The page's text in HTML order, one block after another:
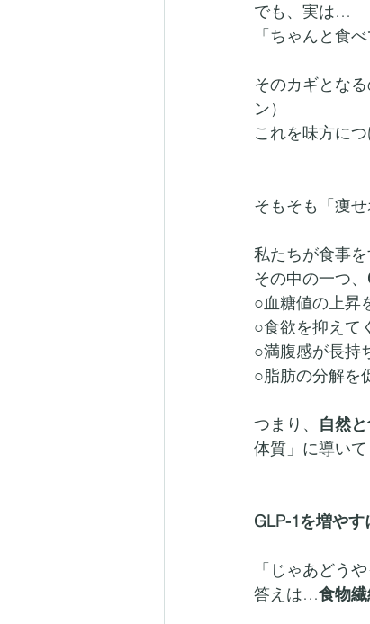
でも、実は…
「ちゃんと食
そのカギとな
ン）
これを味方に
そもそも「痩
私たちが食事を
その中の一つ、
○血糖値の上昇
○食欲を抑えて
○満腹感が長持
○脂肪の分解を
つまり、 自然
体質」に導い
GLP-1を増やす
「じゃあどう
答えは…食物